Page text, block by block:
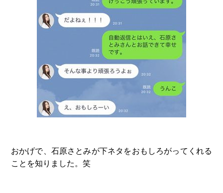
おかげで、石原さとみが下ネタをおもしろがってくれる
ことを知りました。笑